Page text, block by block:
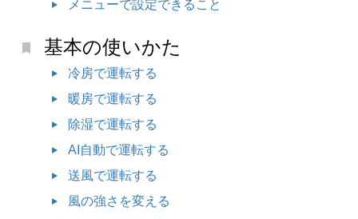
メニューで設定できること
基本の使いかた
冷房で運転する
暖房で運転する
除湿で運転する
AI自動で運転する
送風で運転する
風の強さを変える